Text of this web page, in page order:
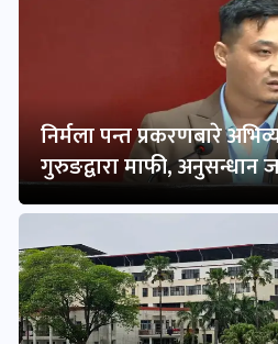
निर्मला पन्त प्रकरणबारे
गुरुङद्वारा माफी, अनुसन्धान